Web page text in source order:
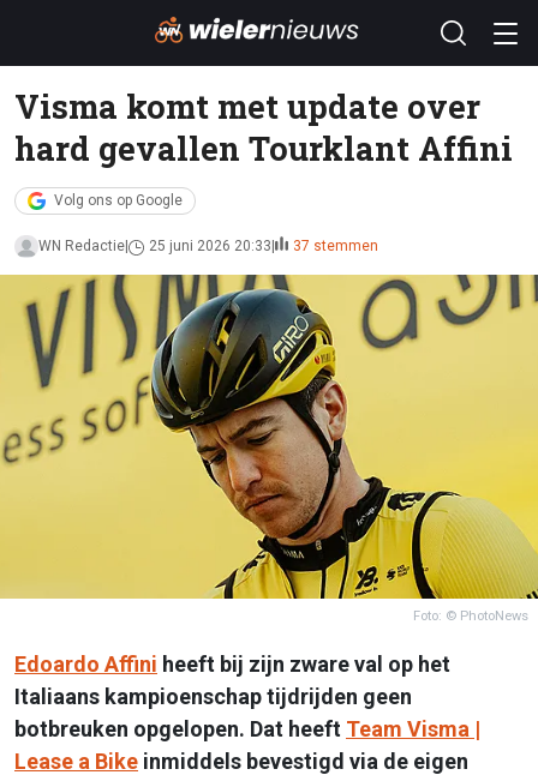
Visma komt met update over
hard gevallen Tourklant Affini
Volg ons op Google
WN Redactie 25 juni 2026 20:33 37 stemmen
Foto: © PhotoNews
Edoardo Affini heeft bij zijn zware val op het
Italiaans kampioenschap tijdrijden geen
botbreuken opgelopen. Dat heeft Team Visma |
Lease a Bike inmiddels bevestigd via de eigen